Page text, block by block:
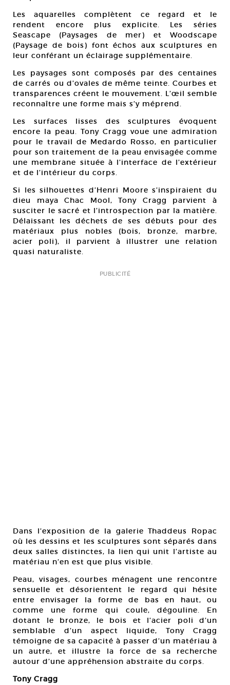
Les aquarelles complètent ce regard et le
rendent encore plus explicite. Les séries
Seascape (Paysages de mer) et Woodscape
(Paysage de bois) font échos aux sculptures en
leur conférant un éclairage supplémentaire.
Les paysages sont composés par des centaines
de carrés ou d’ovales de même teinte. Courbes et
transparences créent le mouvement. L’œil semble
reconnaître une forme mais s’y méprend.
Les surfaces lisses des sculptures évoquent
encore la peau. Tony Cragg voue une admiration
pour le travail de Medardo Rosso, en particulier
pour son traitement de la peau envisagée comme
une membrane située à l’interface de l’extérieur
et de l’intérieur du corps.
Si les silhouettes d’Henri Moore s’inspiraient du
dieu maya Chac Mool, Tony Cragg parvient à
susciter le sacré et l’introspection par la matière.
Délaissant les déchets de ses débuts pour des
matériaux plus nobles (bois, bronze, marbre,
acier poli), il parvient à illustrer une relation
quasi naturaliste.
PUBLICITÉ
Dans l’exposition de la galerie Thaddeus Ropac
où les dessins et les sculptures sont séparés dans
deux salles distinctes, la lien qui unit l’artiste au
matériau n’en est que plus visible.
Peau, visages, courbes ménagent une rencontre
sensuelle et désorientent le regard qui hésite
entre envisager la forme de bas en haut, ou
comme une forme qui coule, dégouline. En
dotant le bronze, le bois et l’acier poli d’un
semblable d’un aspect liquide, Tony Cragg
témoigne de sa capacité à passer d’un matériau à
un autre, et illustre la force de sa recherche
autour d’une appréhension abstraite du corps.
Tony Cragg